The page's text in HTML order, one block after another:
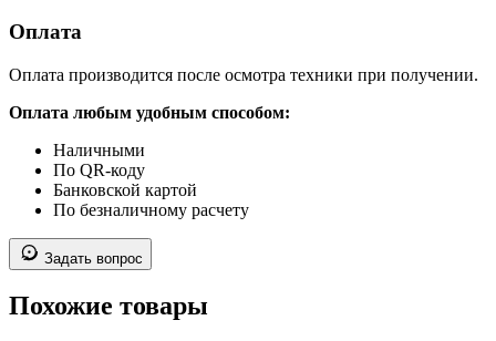
Оплата
Оплата производится после осмотра техники при получении.
Оплата любым удобным способом:
Наличными
По QR-коду
Банковской картой
По безналичному расчету
Задать вопрос
Похожие товары